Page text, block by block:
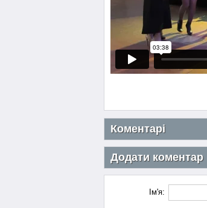
Коментарі
Додати коментар
Ім'я: